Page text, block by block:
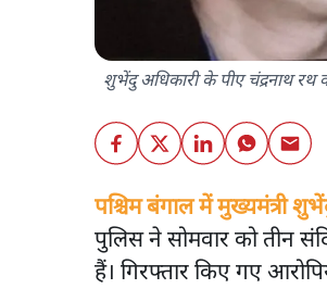
शुभेंदु अधिकारी के पीए चंद्रनाथ रथ
पश्चिम बंगाल में मुख्यमंत्री
पुलिस ने सोमवार को तीन
हैं। गिरफ्तार किए गए